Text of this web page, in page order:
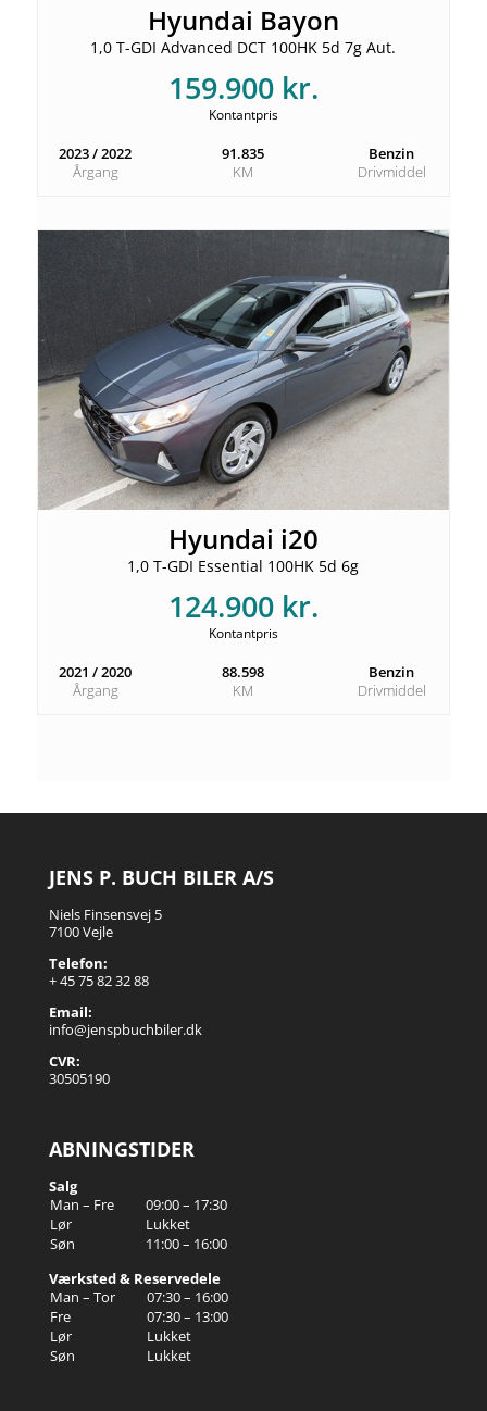
Hyundai Bayon
1,0 T-GDI Advanced DCT 100HK 5d 7g Aut.
159.900 kr.
Kontantpris
2023 / 2022
Årgang
91.835
KM
Benzin
Drivmiddel
Hyundai i20
1,0 T-GDI Essential 100HK 5d 6g
124.900 kr.
Kontantpris
2021 / 2020
Årgang
88.598
KM
Benzin
Drivmiddel
JENS P. BUCH BILER A/S
Niels Finsensvej 5
7100 Vejle
Telefon:
+ 45 75 82 32 88
Email:
info@jenspbuchbiler.dk
CVR:
30505190
ABNINGSTIDER
Salg
Man – Fre
09:00 – 17:30
Lør
Lukket
Søn
11:00 – 16:00
Værksted & Reservedele
Man – Tor
07:30 – 16:00
Fre
07:30 – 13:00
Lør
Lukket
Søn
Lukket